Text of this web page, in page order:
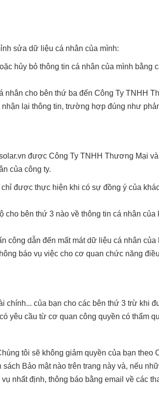
sửa dữ liệu cá nhân của mình:
hủy bỏ thông tin cá nhân của mình bằng
nhân cho bên thứ ba đến Công Ty TNHH
lại thông tin, trường hợp đúng như
được Công Ty TNHH Thương Mại
của công ty.
được thực hiện khi có sự đồng ý của
cho bên thứ 3 nào về thông tin cá nhân
công dẫn đến mất mát dữ liệu cá nhân
báo vụ việc cho cơ quan chức năng
chính... của bạn cho các bên thứ 3 trừ khi
yêu cầu từ cơ quan công quyền có thẩm
tôi sẽ không giảm quyền của bạn theo
Bảo mật nào trên trang này và, nếu
nhất định, thông báo bằng email về các